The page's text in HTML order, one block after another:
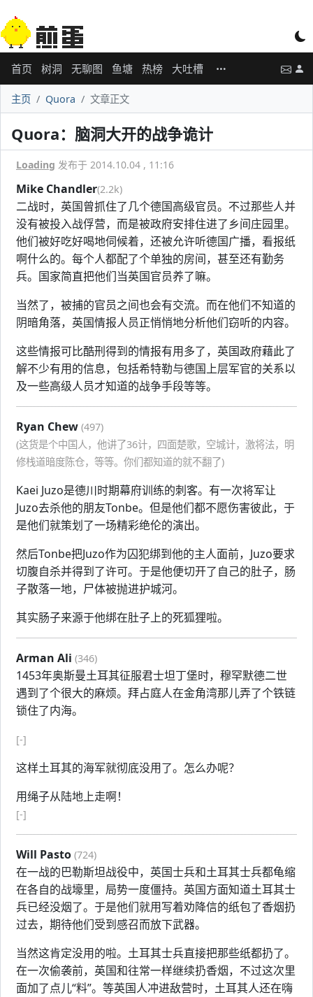
首页 树洞 无聊图 鱼塘 热榜 大吐槽
主页 Quora 文章正文
Quora：脑洞大开的战争诡计
Loading 发布于 2014.10.04 , 11:16
Mike Chandler(2.2k)
二战时，英国曾抓住了几个德国高级官员。不过那些人并
没有被投入战俘营，而是被政府安排住进了乡间庄园里。
他们被好吃好喝地伺候着，还被允许听德国广播，看报纸
啊什么的。每个人都配了个单独的房间，甚至还有勤务
兵。国家简直把他们当英国官员养了嘛。
当然了，被捕的官员之间也会有交流。而在他们不知道的
阴暗角落，英国情报人员正悄悄地分析他们窃听的内容。
这些情报可比酷刑得到的情报有用多了，英国政府藉此了
解不少有用的信息，包括希特勒与德国上层军官的关系以
及一些高级人员才知道的战争手段等等。
Ryan Chew (497)
(这货是个中国人，他讲了36计，四面楚歌，空城计，激将法，明
修栈道暗度陈仓，等等。你们都知道的就不翻了)
Kaei Juzo是德川时期幕府训练的刺客。有一次将军让
Juzo去杀他的朋友Tonbe。但是他们都不愿伤害彼此，于
是他们就策划了一场精彩绝伦的演出。
然后Tonbe把Juzo作为囚犯绑到他的主人面前，Juzo要求
切腹自杀并得到了许可。于是他便切开了自己的肚子，肠
子散落一地，尸体被抛进护城河。
其实肠子来源于他绑在肚子上的死狐狸啦。
Arman Ali (346)
1453年奥斯曼土耳其征服君士坦丁堡时，穆罕默德二世
遇到了个很大的麻烦。拜占庭人在金角湾那儿弄了个铁链
锁住了内海。
[-]
这样土耳其的海军就彻底没用了。怎么办呢？
用绳子从陆地上走啊！
[-]
Will Pasto (724)
在一战的巴勒斯坦战役中，英国士兵和土耳其士兵都龟缩
在各自的战壕里，局势一度僵持。英国方面知道土耳其士
兵已经没烟了。于是他们就用写着劝降信的纸包了香烟扔
过去，期待他们受到感召而放下武器。
当然这肯定没用的啦。土耳其士兵直接把那些纸都扔了。
在一次偷袭前，英国和往常一样继续扔香烟，不过这次里
面加了点儿“料”。等英国人冲进敌营时，土耳其人还在嗨